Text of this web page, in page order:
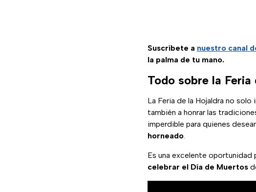
Suscríbete a nuestro canal
la palma de tu mano.
Todo sobre la
La Feria de la Hojaldra no solo
también a honrar las
imperdible para quienes
horneado.
Es una excelente oportunidad
celebrar el Día de Muertos